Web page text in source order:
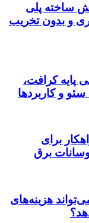
ساخته پلی
و بدون تخریب
پایه کرافت،
و کاربردها
برای
برق
هزینه‌های